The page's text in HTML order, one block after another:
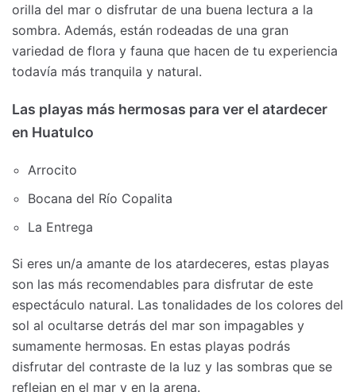
orilla del mar o disfrutar de una buena lectura a la
sombra. Además, están rodeadas de una gran
variedad de flora y fauna que hacen de tu experiencia
todavía más tranquila y natural.
Las playas más hermosas para ver el atardecer
en Huatulco
Arrocito
Bocana del Río Copalita
La Entrega
Si eres un/a amante de los atardeceres, estas playas
son las más recomendables para disfrutar de este
espectáculo natural. Las tonalidades de los colores del
sol al ocultarse detrás del mar son impagables y
sumamente hermosas. En estas playas podrás
disfrutar del contraste de la luz y las sombras que se
reflejan en el mar y en la arena.